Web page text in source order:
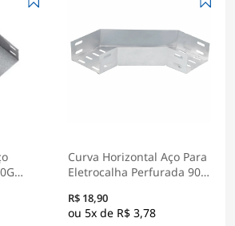
Curva Horizontal Aço Para
Eletrocalha Perfurada 90G
Zincado
R$ 18,90
5x de R$ 3,78